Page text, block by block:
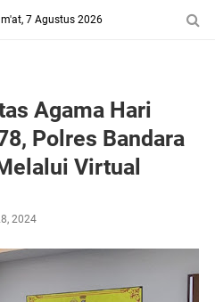
7 Agustus 2026
Agama Hari
Polres Bandara
Virtual
2024